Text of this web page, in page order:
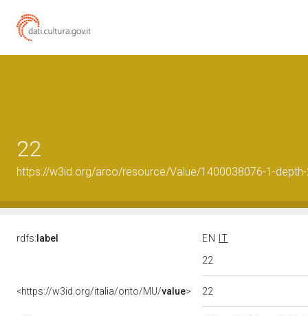
22
https://w3id.org/arco/resource/Value/1400038076-1-
rdfs: label EN
IT
22
<https://w3id.org/italia/onto/MU/value> 22